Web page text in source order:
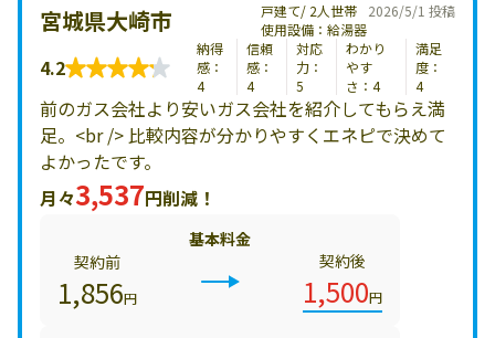
2026/5/1 投稿
宮城県大崎市
戸建て/ 2人世帯
使用設備：給湯器
4.2
納得
感：
4
信頼
感：
4
対応
力：
5
わかり
やす
さ：4
満足
度：
4
前のガス会社より安いガス会社を紹介してもらえ満
足。<br /> 比較内容が分かりやすくエネピで決めて
よかったです。
月々3,537円削減！
基本料金
契約前
1,856円
契約後
1,500円